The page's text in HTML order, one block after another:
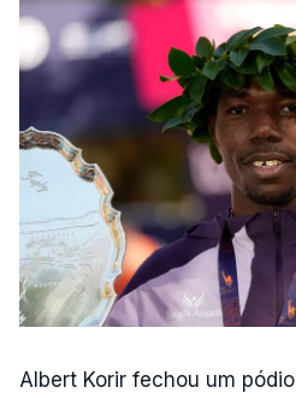
Albert Korir fechou um